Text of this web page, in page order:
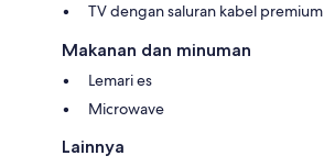
TV dengan saluran kabel premium
Makanan dan minuman
Lemari es
Microwave
Lainnya